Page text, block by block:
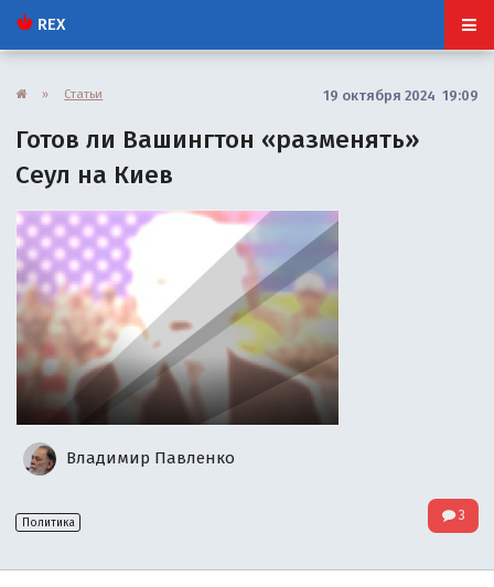
REX
» Статьи 19 октября 2024 19:09
Готов ли Вашингтон «разменять»
Сеул на Киев
Владимир Павленко
Политика 3